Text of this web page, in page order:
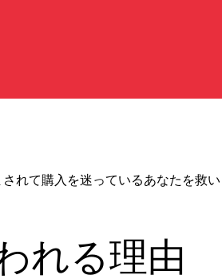
れて購入を迷っているあなたを救い
れる理由